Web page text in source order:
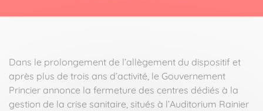
Dans le prolongement de l’allègement du dispositif et
après plus de trois ans d’activité, le Gouvernement
Princier annonce la fermeture des centres dédiés à la
gestion de la crise sanitaire, situés à l’Auditorium Rainier